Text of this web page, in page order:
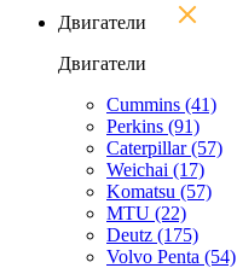
Двигатели
Двигатели
Cummins (41)
Perkins (91)
Caterpillar(57)
Weichai (17)
Komatsu (57)
MTU (22)
Deutz (175)
Volvo Penta (54)